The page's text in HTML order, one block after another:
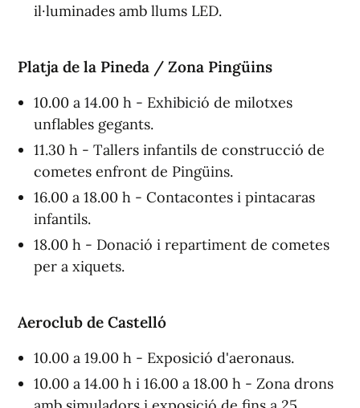
il·luminades amb llums LED.
Platja de la Pineda / Zona Pingüins
10.00 a 14.00 h - Exhibició de milotxes
unflables gegants.
11.30 h - Tallers infantils de construcció de
cometes enfront de Pingüins.
16.00 a 18.00 h - Contacontes i pintacaras
infantils.
18.00 h - Donació i repartiment de cometes
per a xiquets.
Aeroclub de Castelló
10.00 a 19.00 h - Exposició d'aeronaus.
10.00 a 14.00 h i 16.00 a 18.00 h - Zona drons